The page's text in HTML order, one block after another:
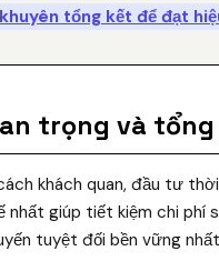
tổng kết để đạt
trọng và
khách quan, đầu tư
nhất giúp tiết kiệm chi phí
tuyệt đối bền vững